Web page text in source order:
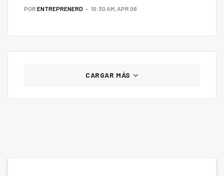
POR ENTREPRENERD 10:30 AM, APR 06
CARGAR MÁS